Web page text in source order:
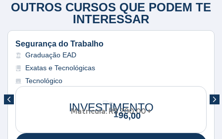
OUTROS CURSOS QUE PODEM TE
INTERESSAR
Segurança do Trabalho
Graduação EAD
Exatas e Tecnológicas
Tecnológico
INVESTIMENTO
Matrícula: R$ 200,00 +